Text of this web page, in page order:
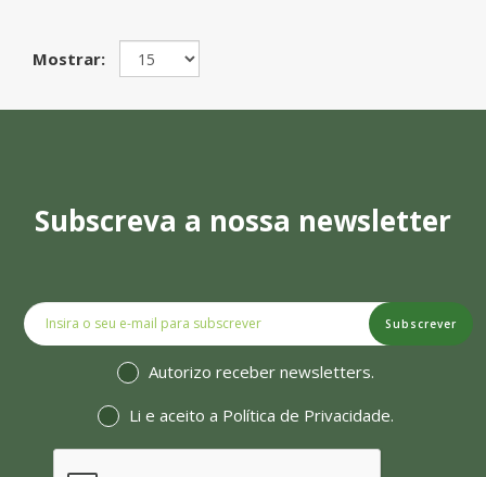
Mostrar:
Subscreva a nossa newsletter
Subscrever
Autorizo receber newsletters.
Li e aceito a Política de Privacidade.